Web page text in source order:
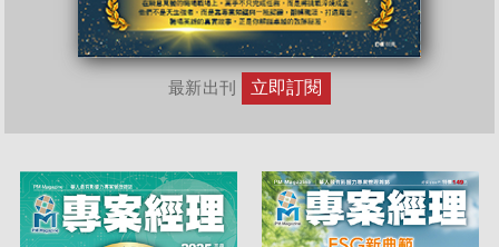
最新出刊 立即訂閱